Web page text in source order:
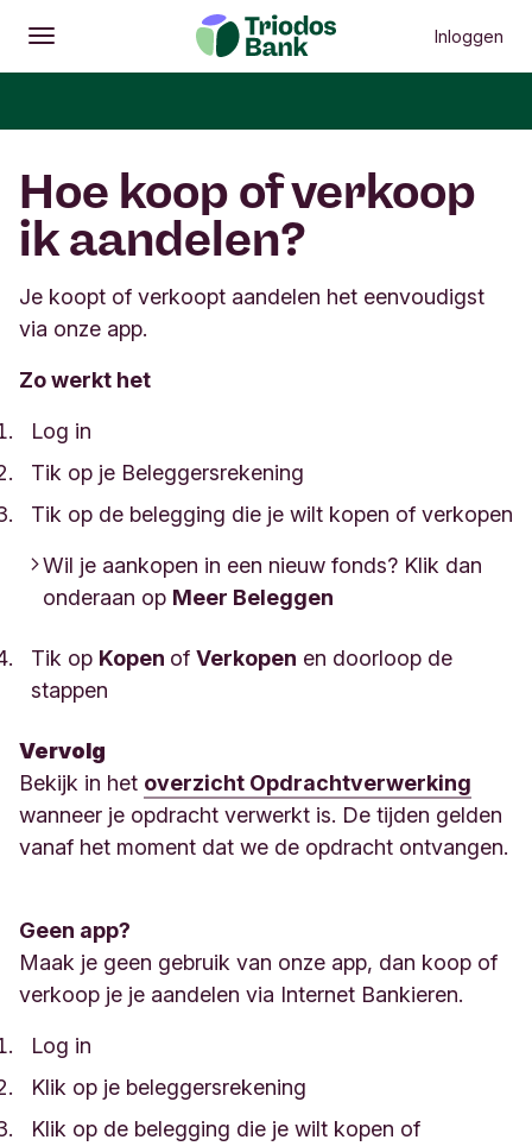
Openen
Hoofdmenu Inloggen
Hoe koop of verkoop
ik aandelen?
Je koopt of verkoopt aandelen het eenvoudigst
via onze app.
Zo werkt het
Log in
Tik op je Beleggersrekening
Tik op de belegging die je wilt kopen of verkopen
Wil je aankopen in een nieuw fonds? Klik dan
onderaan op Meer Beleggen
Tik op Kopen of Verkopen en doorloop de
stappen
Vervolg
Bekijk in het overzicht Opdrachtverwerking
wanneer je opdracht verwerkt is. De tijden gelden
vanaf het moment dat we de opdracht ontvangen.
Geen app?
Maak je geen gebruik van onze app, dan koop of
verkoop je je aandelen via Internet Bankieren.
Log in
Klik op je beleggersrekening
Klik op de belegging die je wilt kopen of